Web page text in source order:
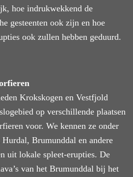
hoe indrukwekkend de
gesteenten ook zijn en hoe
ook zullen hebben geduurd.
Krokskogen en Vestfjold
op verschillende plaatsen
voor. We kennen ze onder
Brumunddal en andere
uit lokale spleet-erupties. De
van het Brumunddal bij het